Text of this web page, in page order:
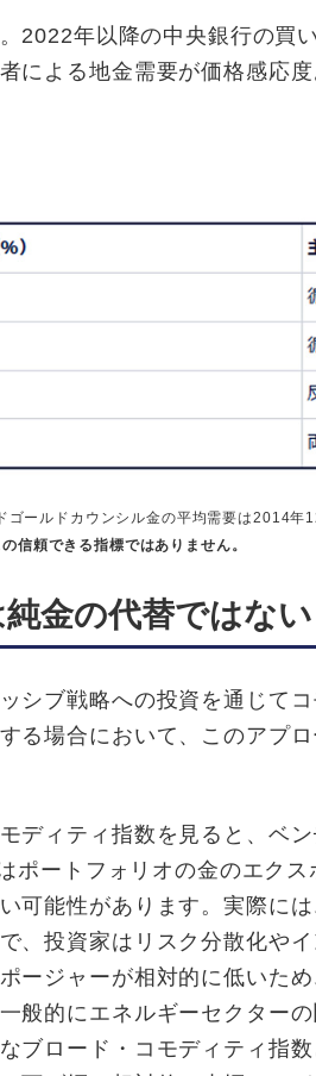
2022年以降の中央銀行の買
による地金需要が価格感応
ゴールドカウンシル金の平均需要は2014
信頼できる指標ではありません。
金の代替ではない
シブ戦略への投資を通じて
る場合において、このアプ
ディティ指数を⾒ると、ベ
ポートフォリオの⾦のエク
可能性があります。実際に
、投資家はリスク分散化や
ージャーが相対的に低いた
般的にエネルギーセクター
ブロード・コモディティ指